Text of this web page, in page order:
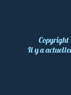
Copyright
Il y a